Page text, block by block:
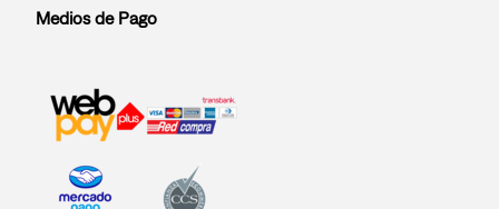
Medios de Pago